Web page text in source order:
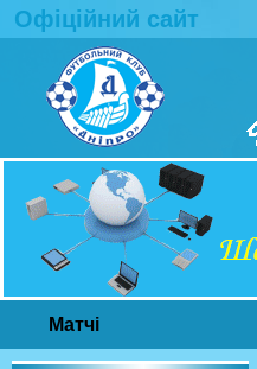
Офіційний сайт
Матчі